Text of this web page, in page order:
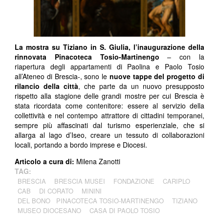
La mostra su Tiziano in S. Giulia, l’inaugurazione della
rinnovata Pinacoteca Tosio-Martinengo – con la
riapertura degli appartamenti di Paolina e Paolo Tosio
all’Ateneo di Brescia-, sono le nuove tappe del progetto di
rilancio della città, che parte da un nuovo presupposto
rispetto alla stagione delle grandi mostre per cui Brescia è
stata ricordata come contenitore: essere al servizio della
collettività e nel contempo attrattore di cittadini temporanei,
sempre più affascinati dal turismo esperienziale, che si
allarga al lago d’Iseo, creare un tessuto di collaborazioni
locali, portando a bordo imprese e Diocesi.
Articolo a cura di: Milena Zanotti
TAG:
BRESCIA BRESCIA MUSEI FONDAZIONE
CARIPLO
CAB
DI CORATO
MININI
DEL BONO PINACOTECA TOSIO-MARTINENGO
TIZIANO
MUSEO DIOCESANO
CASA DI PAOLO TOSIO